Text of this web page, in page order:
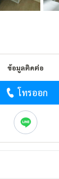
ข้อมูลติดต่อ
โทรออก